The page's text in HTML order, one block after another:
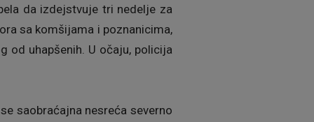
da izdejstvuje tri nedelje za
sa komšijama i poznanicima,
od uhapšenih. U očaju, policija
saobraćajna nesreća severno